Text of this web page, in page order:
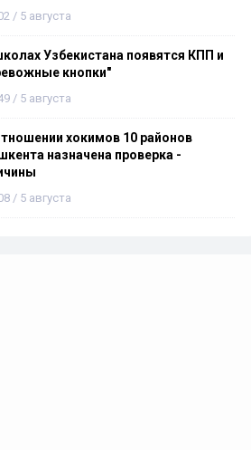
/ 5 августа
Узбекистана появятся КПП и
кнопки"
/ 5 августа
хокимов 10 районов
назначена проверка -
/ 5 августа